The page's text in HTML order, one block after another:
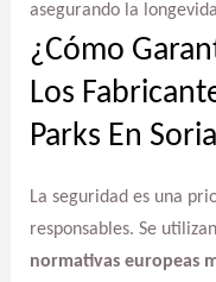
asegurando la
¿Cómo
Los
Parks En
La seguridad es una
responsables. Se
normativas europeas